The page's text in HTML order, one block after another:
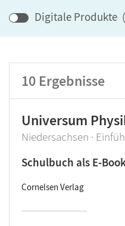
Klassenstufe
Digitale Produkte (
10 Ergebnisse
Universum
Niedersachsen ·
Schulbuch als E-
Cornelsen Verlag